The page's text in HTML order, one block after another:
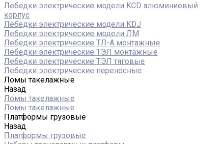
Лебедки электрические модели KCD алюминиевый
корпус
Лебедки электрические модели KDJ
Лебедки электрические модели ЛМ
Лебедки электрические ТЛ-А монтажные
Лебедки электрические ТЭЛ монтажные
Лебедки электрические ТЭЛ тяговые
Лебедки электрические переносные
Ломы такелажные
Назад
Ломы такелажные
Ломы такелажные
Платформы грузовые
Назад
Платформы грузовые